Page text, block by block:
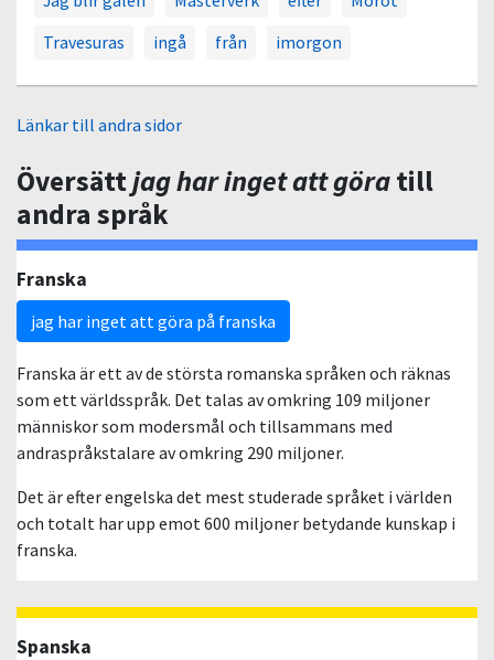
Travesuras
ingå från imorgon
Länkar till andra sidor
Översättjag har inget att göratill
andra språk
Franska
jag har inget att göra på franska
Franska är ett av de största romanska språken och räknas
som ett världsspråk. Det talas av omkring 109 miljoner
människor som modersmål och tillsammans med
andraspråkstalare av omkring 290 miljoner.
Det är efter engelska det mest studerade språket i världen
och totalt har upp emot 600 miljoner betydande kunskap i
franska.
Spanska